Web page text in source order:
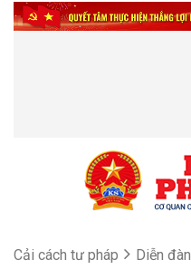
Cải cách tư pháp Diễn đàn